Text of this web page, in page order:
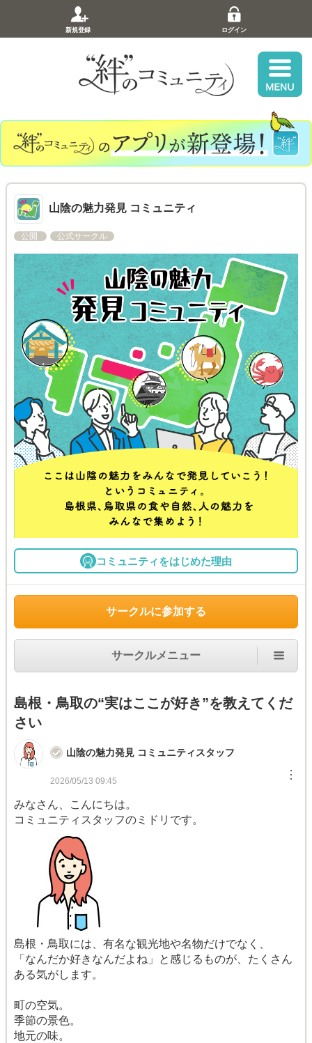
新規登録 ログイン
山陰の魅力発見 コミュニティ
公開 公式サークル
コミュニティをはじめた理由
サークルに参加する
サークルメニュー
島根・鳥取の“実はここが好き”を教えてくだ
さい
山陰の魅力発見 コミュニティスタッフ
2026/05/13 09:45 ︙
みなさん、こんにちは。
コミュニティスタッフのミドリです。
島根・鳥取には、有名な観光地や名物だけでなく、
「なんだか好きなんだよね」と感じるものが、たくさん
ある気がします。
町の空気。
季節の景色。
地元の味。